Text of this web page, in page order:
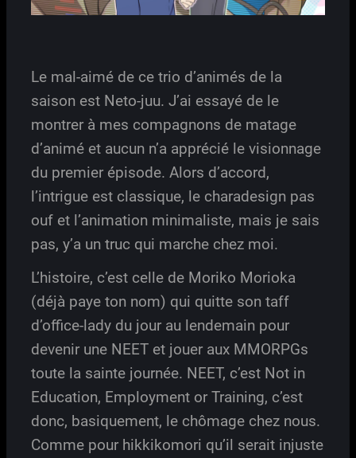
Le mal-aimé de ce trio d’animés de la
saison est Neto-juu. J’ai essayé de le
montrer à mes compagnons de matage
d’animé et aucun n’a apprécié le visionnage
du premier épisode. Alors d’accord,
l’intrigue est classique, le charadesign pas
ouf et l’animation minimaliste, mais je sais
pas, y’a un truc qui marche chez moi.
L’histoire, c’est celle de Moriko Morioka
(déjà paye ton nom) qui quitte son taff
d’office-lady du jour au lendemain pour
devenir une NEET et jouer aux MMORPGs
toute la sainte journée. NEET, c’est Not in
Education, Employment or Training, c’est
donc, basiquement, le chômage chez nous.
Comme pour hikkikomori qu’il serait injuste